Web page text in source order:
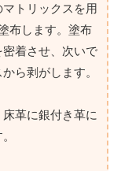
トリックスを用
布します。塗布
着させ、次いで
ら剥がします。
革に銀付き革に